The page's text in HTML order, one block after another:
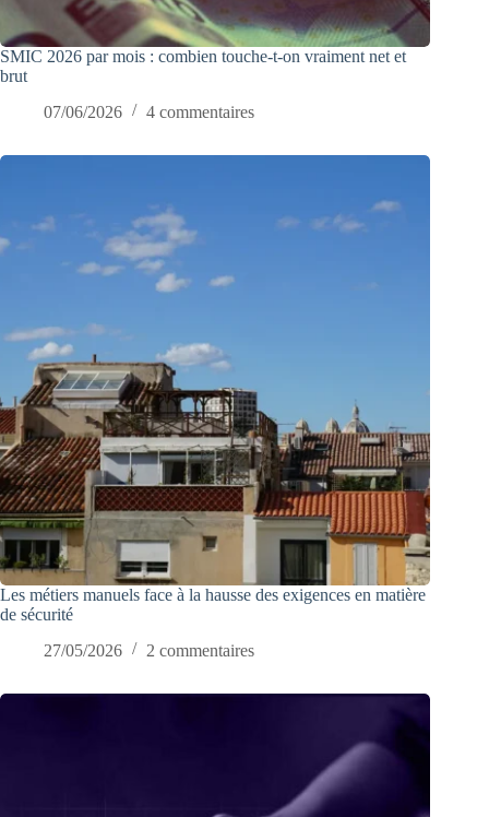
SMIC 2026 par mois : combien touche-t-on vraiment net et
brut
07/06/2026
4 commentaires
Les métiers manuels face à la hausse des exigences en matière
de sécurité
27/05/2026
2 commentaires